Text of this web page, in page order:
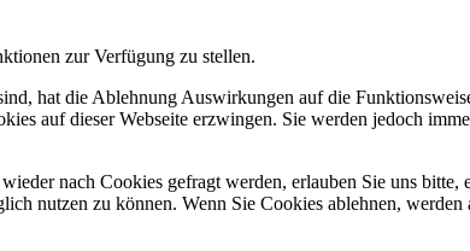
zur Verfügung zu stellen.
hat die Ablehnung Auswirkungen auf die
auf dieser Webseite erzwingen. Sie werden jedoch
nach Cookies gefragt werden, erlauben Sie uns
nutzen zu können. Wenn Sie Cookies ablehnen, werden